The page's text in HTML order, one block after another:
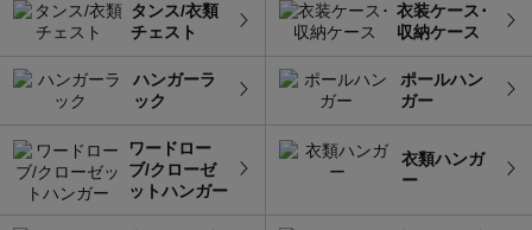
タンス/衣類
チェスト
衣装ケース･
収納ケース
ハンガーラ
ック
ポールハン
ガー
ワードロー
ブ/クローゼ
ットハンガー
衣類ハンガ
ー